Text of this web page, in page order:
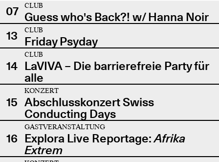
07
CLUB
Guess who's Back?! w/ Hanna Noir
13
CLUB
Friday Psyday
14
CLUB
LaVIVA – Die barrierefreie Party für
alle
15
KONZERT
Abschlusskonzert Swiss
Conducting Days
16
GASTVERANSTALTUNG
Explora Live Reportage:Afrika
Extrem